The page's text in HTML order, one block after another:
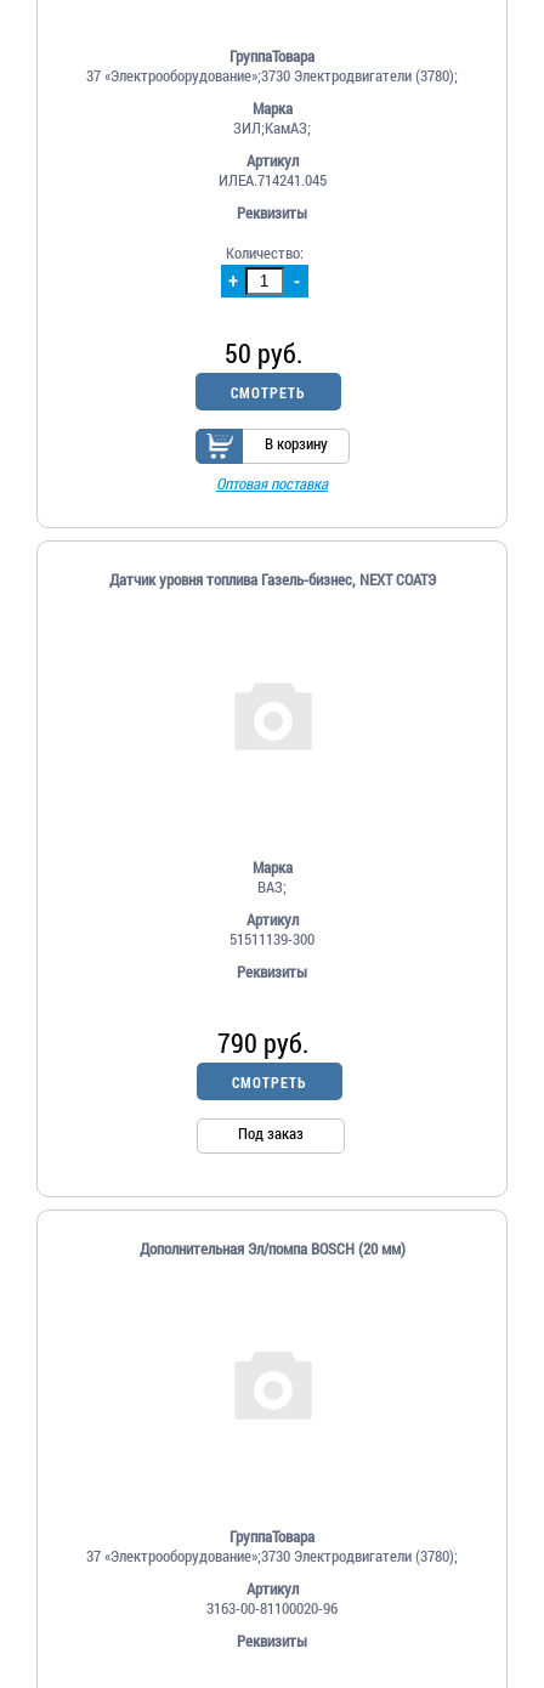
ГруппаТовара
37 «Электрооборудование»;3730 Электродвигатели (3780);
Марка
ЗИЛ;КамАЗ;
Артикул
ИЛЕА.714241.045
Реквизиты
+ -
Количество:
50 руб.
СМОТРЕТЬ
В корзину
Оптовая поставка
Датчик уровня топлива Газель-бизнес, NEXT СОАТЭ
Марка
ВАЗ;
Артикул
51511139-300
Реквизиты
790 руб.
СМОТРЕТЬ
Под заказ
Дополнительная Эл/помпа BOSCH (20 мм)
ГруппаТовара
37 «Электрооборудование»;3730 Электродвигатели (3780);
Артикул
3163-00-81100020-96
Реквизиты